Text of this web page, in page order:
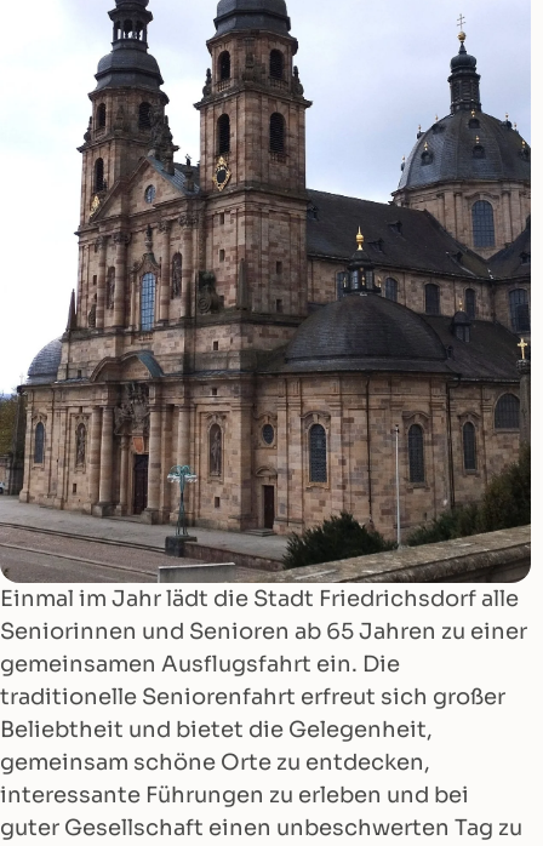
Einmal im Jahr lädt die Stadt Friedrichsdorf alle
Seniorinnen und Senioren ab 65 Jahren zu einer
gemeinsamen Ausflugsfahrt ein. Die
traditionelle Seniorenfahrt erfreut sich großer
Beliebtheit und bietet die Gelegenheit,
gemeinsam schöne Orte zu entdecken,
interessante Führungen zu erleben und bei
guter Gesellschaft einen unbeschwerten Tag zu